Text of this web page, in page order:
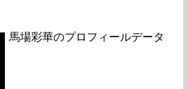
馬場彩華のプロフィールデータ